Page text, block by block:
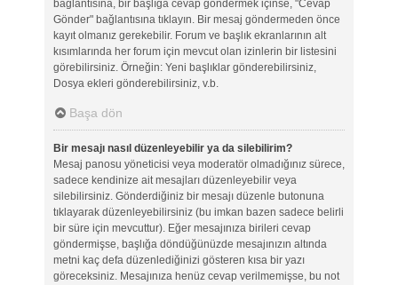
bağlantısına, bir başlığa cevap göndermek içinse, "Cevap
Gönder" bağlantısına tıklayın. Bir mesaj göndermeden önce
kayıt olmanız gerekebilir. Forum ve başlık ekranlarının alt
kısımlarında her forum için mevcut olan izinlerin bir listesini
görebilirsiniz. Örneğin: Yeni başlıklar gönderebilirsiniz,
Dosya ekleri gönderebilirsiniz, v.b.
Başa dön
Bir mesajı nasıl düzenleyebilir ya da silebilirim?
Mesaj panosu yöneticisi veya moderatör olmadığınız sürece,
sadece kendinize ait mesajları düzenleyebilir veya
silebilirsiniz. Gönderdiğiniz bir mesajı düzenle butonuna
tıklayarak düzenleyebilirsiniz (bu imkan bazen sadece belirli
bir süre için mevcuttur). Eğer mesajınıza birileri cevap
göndermişse, başlığa döndüğünüzde mesajınızın altında
metni kaç defa düzenlediğinizi gösteren kısa bir yazı
göreceksiniz. Mesajınıza henüz cevap verilmemişse, bu not